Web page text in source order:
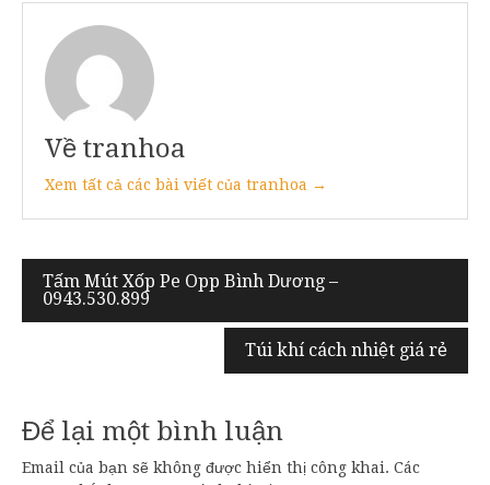
Về tranhoa
Xem tất cả các bài viết của tranhoa →
Điều
hướng
Tấm Mút Xốp Pe Opp Bình Dương –
0943.530.899
Túi khí cách nhiệt giá rẻ
Để lại một bình luận
Email của bạn sẽ không được hiển thị công khai. Các